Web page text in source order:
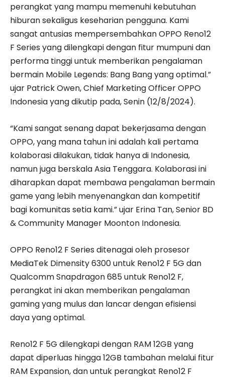
perangkat yang mampu memenuhi kebutuhan
hiburan sekaligus keseharian pengguna. Kami
sangat antusias mempersembahkan OPPO Reno12
F Series yang dilengkapi dengan fitur mumpuni dan
performa tinggi untuk memberikan pengalaman
bermain Mobile Legends: Bang Bang yang optimal.”
ujar Patrick Owen, Chief Marketing Officer OPPO
Indonesia yang dikutip pada, Senin (12/8/2024).
“Kami sangat senang dapat bekerjasama dengan
OPPO, yang mana tahun ini adalah kali pertama
kolaborasi dilakukan, tidak hanya di Indonesia,
namun juga berskala Asia Tenggara. Kolaborasi ini
diharapkan dapat membawa pengalaman bermain
game yang lebih menyenangkan dan kompetitif
bagi komunitas setia kami.” ujar Erina Tan, Senior BD
& Community Manager Moonton Indonesia.
OPPO Reno12 F Series ditenagai oleh prosesor
MediaTek Dimensity 6300 untuk Reno12 F 5G dan
Qualcomm Snapdragon 685 untuk Reno12 F,
perangkat ini akan memberikan pengalaman
gaming yang mulus dan lancar dengan efisiensi
daya yang optimal.
Reno12 F 5G dilengkapi dengan RAM 12GB yang
dapat diperluas hingga 12GB tambahan melalui fitur
RAM Expansion, dan untuk perangkat Reno12 F